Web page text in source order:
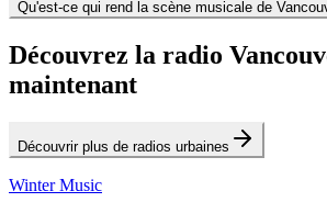
Qu'est-ce qui rend la scène musicale de
Découvrez la radio
maintenant
Découvrir plus de radios urbaines
Winter Music